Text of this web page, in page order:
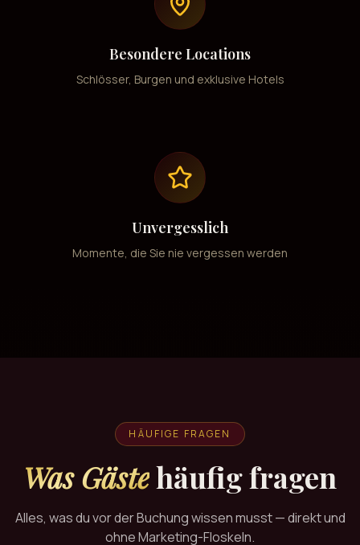
Besondere Locations
Schlösser, Burgen und exklusive Hotels
Unvergesslich
Momente, die Sie nie vergessen werden
HÄUFIGE FRAGEN
Was Gästehäufig fragen
Alles, was du vor der Buchung wissen musst — direkt und
ohne Marketing-Floskeln.